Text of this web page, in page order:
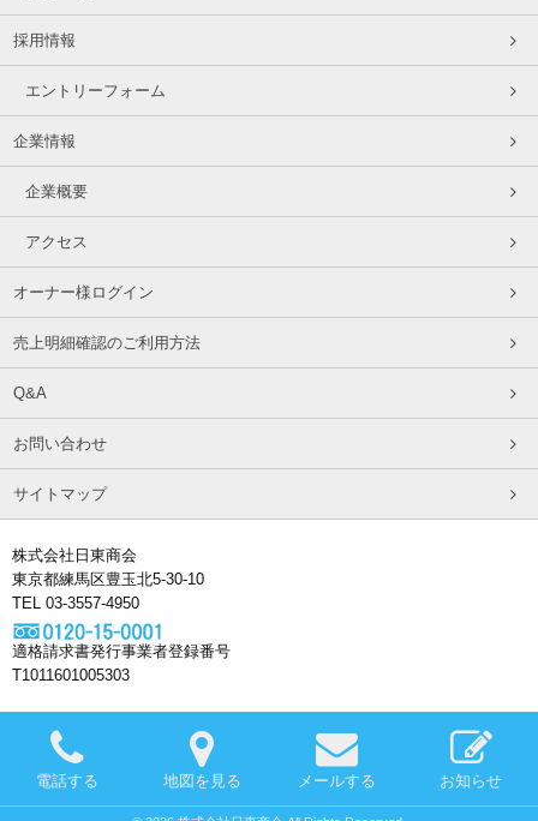
採用情報
エントリーフォーム
企業情報
企業概要
アクセス
オーナー様ログイン
売上明細確認のご利用方法
Q&A
お問い合わせ
サイトマップ
株式会社日東商会
東京都練馬区豊玉北5-30-10
TEL 03-3557-4950
適格請求書発行事業者登録番号
T1011601005303
電話する 地図を見る メールする お知らせ